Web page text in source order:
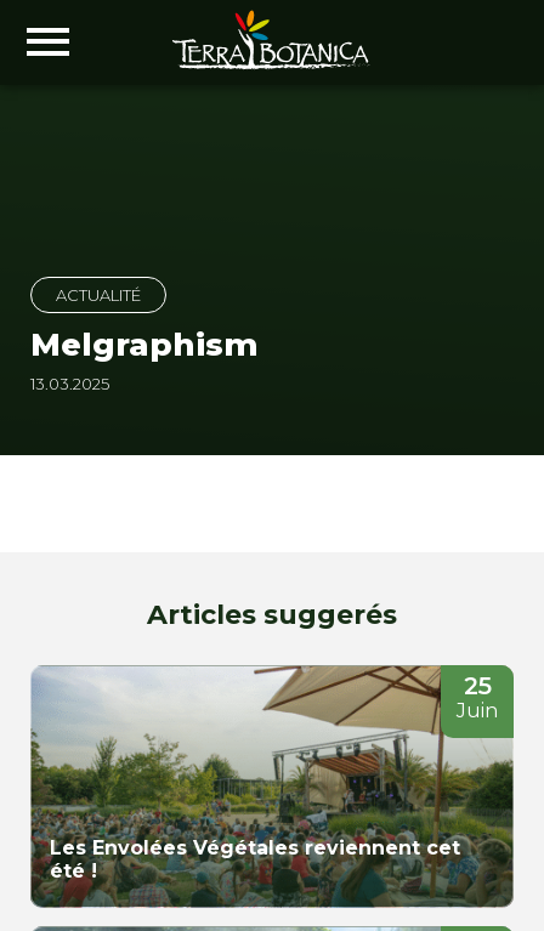
ACTUALITÉ
Melgraphism
13.03.2025
Articles suggerés
25
Juin
Les Envolées Végétales reviennent cet
été !